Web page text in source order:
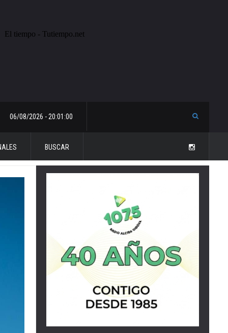
06/08/2026 - 20:01:00
BUSCAR